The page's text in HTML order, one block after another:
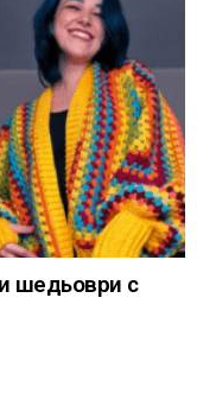
шедьоври с